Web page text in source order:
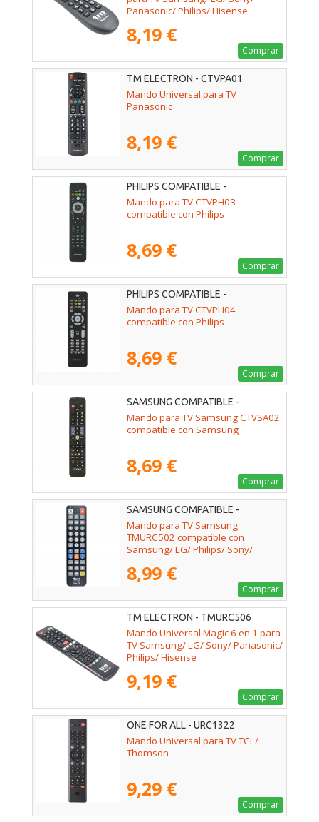
Panasonic/ Philips/ Hisense
8,19 €
Comprar
TM ELECTRON - CTVPA01
Mando Universal para TV
Panasonic
8,19 €
Comprar
PHILIPS COMPATIBLE -
02ACCOEMCTVPH03
Mando para TV CTVPH03
compatible con Philips
8,69 €
Comprar
PHILIPS COMPATIBLE -
02ACCOEMCTVPH04
Mando para TV CTVPH04
compatible con Philips
8,69 €
Comprar
SAMSUNG COMPATIBLE -
02ACCOEMCTVSA02
Mando para TV Samsung CTVSA02
compatible con Samsung
8,69 €
Comprar
SAMSUNG COMPATIBLE -
02ACCTMURC502
Mando para TV Samsung
TMURC502 compatible con
Samsung/ LG/ Philips/ Sony/
8,99 €
Comprar
TM ELECTRON - TMURC506
Mando Universal Magic 6 en 1 para
TV Samsung/ LG/ Sony/ Panasonic/
Philips/ Hisense
9,19 €
Comprar
ONE FOR ALL - URC1322
Mando Universal para TV TCL/
Thomson
9,29 €
Comprar